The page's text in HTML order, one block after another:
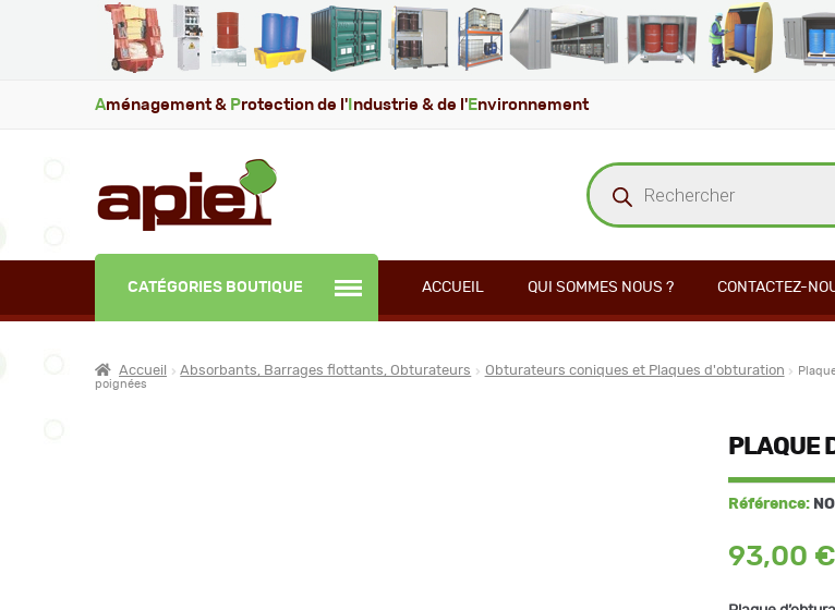
Aménagement & Protection de l' ndustrie & de l' Environnement
Recherche
de
produits
CATÉGORIES BOUTIQUE ACCUEIL QUI SOMMES NOUS ? CONTACTEZ-
Accueil Absorbants, Barrages flottants, Obturateurs Obturateurs coniques et Plaques d'obturation
poignées
PLAQUE
Référence:
93,00 €